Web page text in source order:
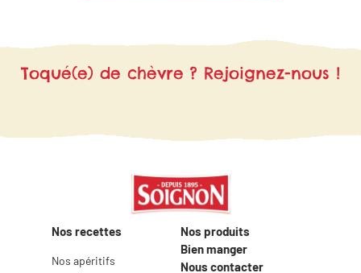
Toqué(e) de chèvre ? Rejoignez-nous !
Nos recettes
Nos apéritifs
Nos produits
Bien manger
Nous contacter